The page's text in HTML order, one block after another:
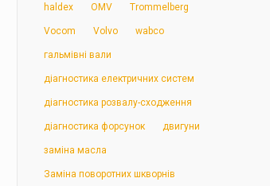
haldex OMV Trommelberg
Vocom Volvo wabco
гальмівні вали
діагностика електричних систем
діагностика розвалу-сходження
діагностика форсунок двигуни
заміна масла
Заміна поворотних шкворнів